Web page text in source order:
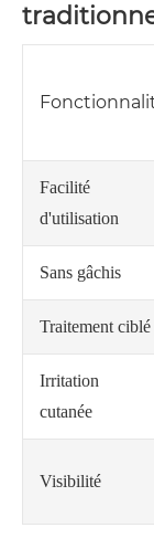
Facilité
d'utilisation
Sans gâchis
Traitement ciblé
Irritation
cutanée
Visibilité